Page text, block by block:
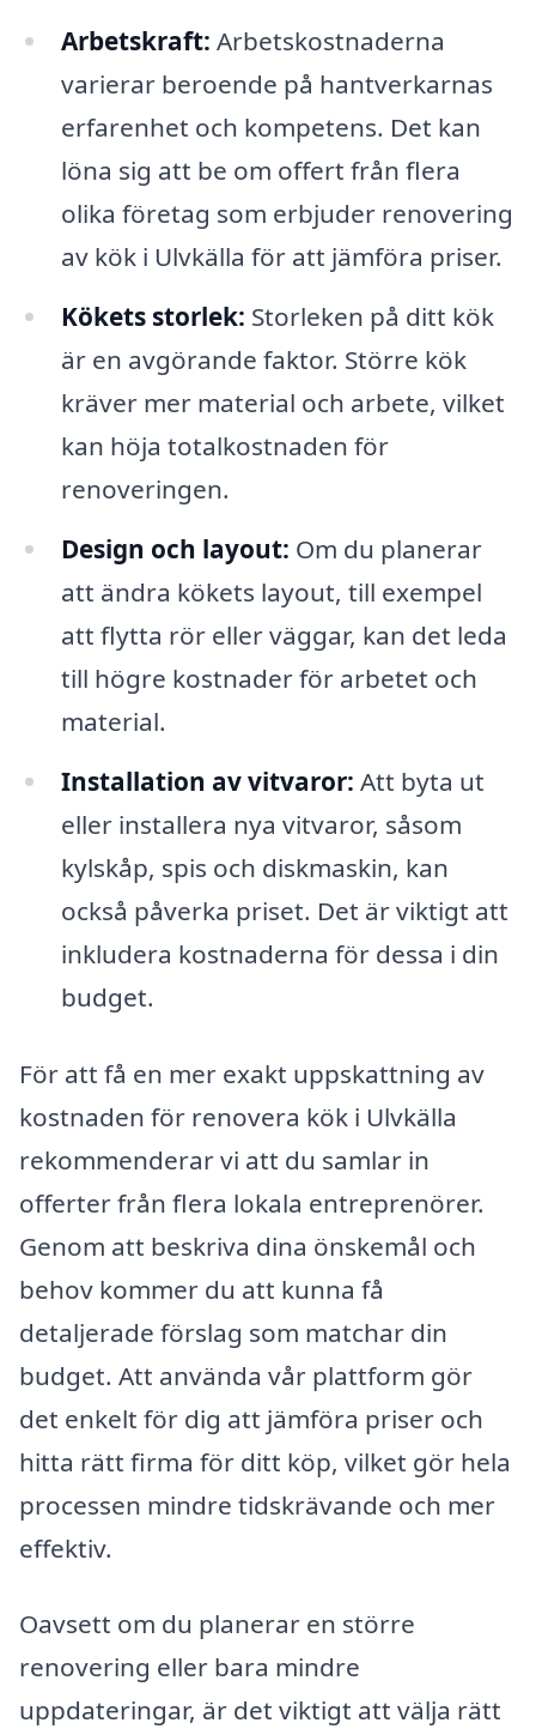
Arbetskraft: Arbetskostnaderna
varierar beroende på hantverkarnas
erfarenhet och kompetens. Det kan
löna sig att be om offert från flera
olika företag som erbjuder renovering
av kök i Ulvkälla för att jämföra priser.
Kökets storlek: Storleken på ditt kök
är en avgörande faktor. Större kök
kräver mer material och arbete, vilket
kan höja totalkostnaden för
renoveringen.
Design och layout: Om du planerar
att ändra kökets layout, till exempel
att flytta rör eller väggar, kan det leda
till högre kostnader för arbetet och
material.
Installation av vitvaror: Att byta ut
eller installera nya vitvaror, såsom
kylskåp, spis och diskmaskin, kan
också påverka priset. Det är viktigt att
inkludera kostnaderna för dessa i din
budget.
För att få en mer exakt uppskattning av
kostnaden för renovera kök i Ulvkälla
rekommenderar vi att du samlar in
offerter från flera lokala entreprenörer.
Genom att beskriva dina önskemål och
behov kommer du att kunna få
detaljerade förslag som matchar din
budget. Att använda vår plattform gör
det enkelt för dig att jämföra priser och
hitta rätt firma för ditt köp, vilket gör hela
processen mindre tidskrävande och mer
effektiv.
Oavsett om du planerar en större
renovering eller bara mindre
uppdateringar, är det viktigt att välja rätt